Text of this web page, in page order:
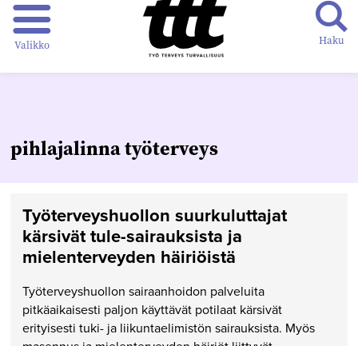
Valikko Haku
pihlajalinna työterveys
Työterveyshuollon suurkuluttajat
kärsivät tule-sairauksista ja
mielenterveyden häiriöistä
Työterveyshuollon sairaanhoidon palveluita
pitkäaikaisesti paljon käyttävät potilaat kärsivät
erityisesti tuki- ja liikuntaelimistön sairauksista. Myös